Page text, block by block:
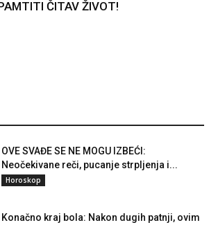
ČITAV ŽIVOT!
OVE SVAĐE SE NE MOGU IZBEĆI:
Neočekivane reči, pucanje strpljenja i...
Horoskop
Konačno kraj bola: Nakon dugih patnji, ovim